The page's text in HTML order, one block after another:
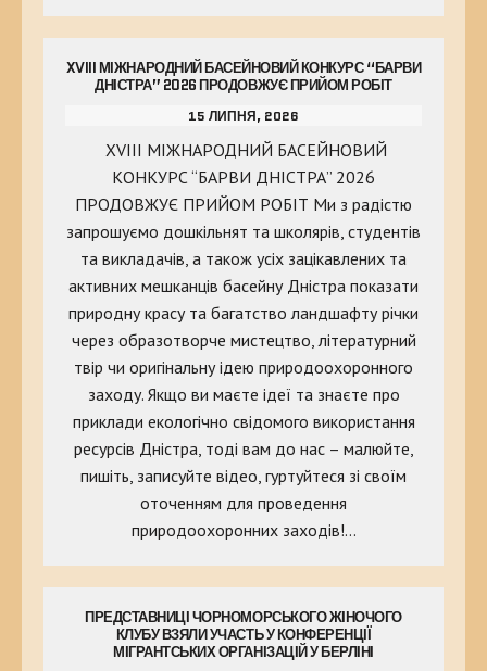
XVIII МІЖНАРОДНИЙ БАСЕЙНОВИЙ КОНКУРС “БАРВИ
ДНІСТРА” 2026 ПРОДОВЖУЄ ПРИЙОМ РОБІТ
15 ЛИПНЯ, 2026
XVIII МІЖНАРОДНИЙ БАСЕЙНОВИЙ
КОНКУРС “БАРВИ ДНІСТРА” 2026
ПРОДОВЖУЄ ПРИЙОМ РОБІТ Ми з радістю
запрошуємо дошкільнят та школярів, студентів
та викладачів, а також усіх зацікавлених та
активних мешканців басейну Дністра показати
природну красу та багатство ландшафту річки
через образотворче мистецтво, літературний
твір чи оригінальну ідею природоохоронного
заходу. Якщо ви маєте ідеї та знаєте про
приклади екологічно свідомого використання
ресурсів Дністра, тоді вам до нас – малюйте,
пишіть, записуйте відео, гуртуйтеся зі своїм
оточенням для проведення
природоохоронних заходів!…
ПРЕДСТАВНИЦІ ЧОРНОМОРСЬКОГО ЖІНОЧОГО
КЛУБУ ВЗЯЛИ УЧАСТЬ У КОНФЕРЕНЦІЇ
МІГРАНТСЬКИХ ОРГАНІЗАЦІЙ У БЕРЛІНІ